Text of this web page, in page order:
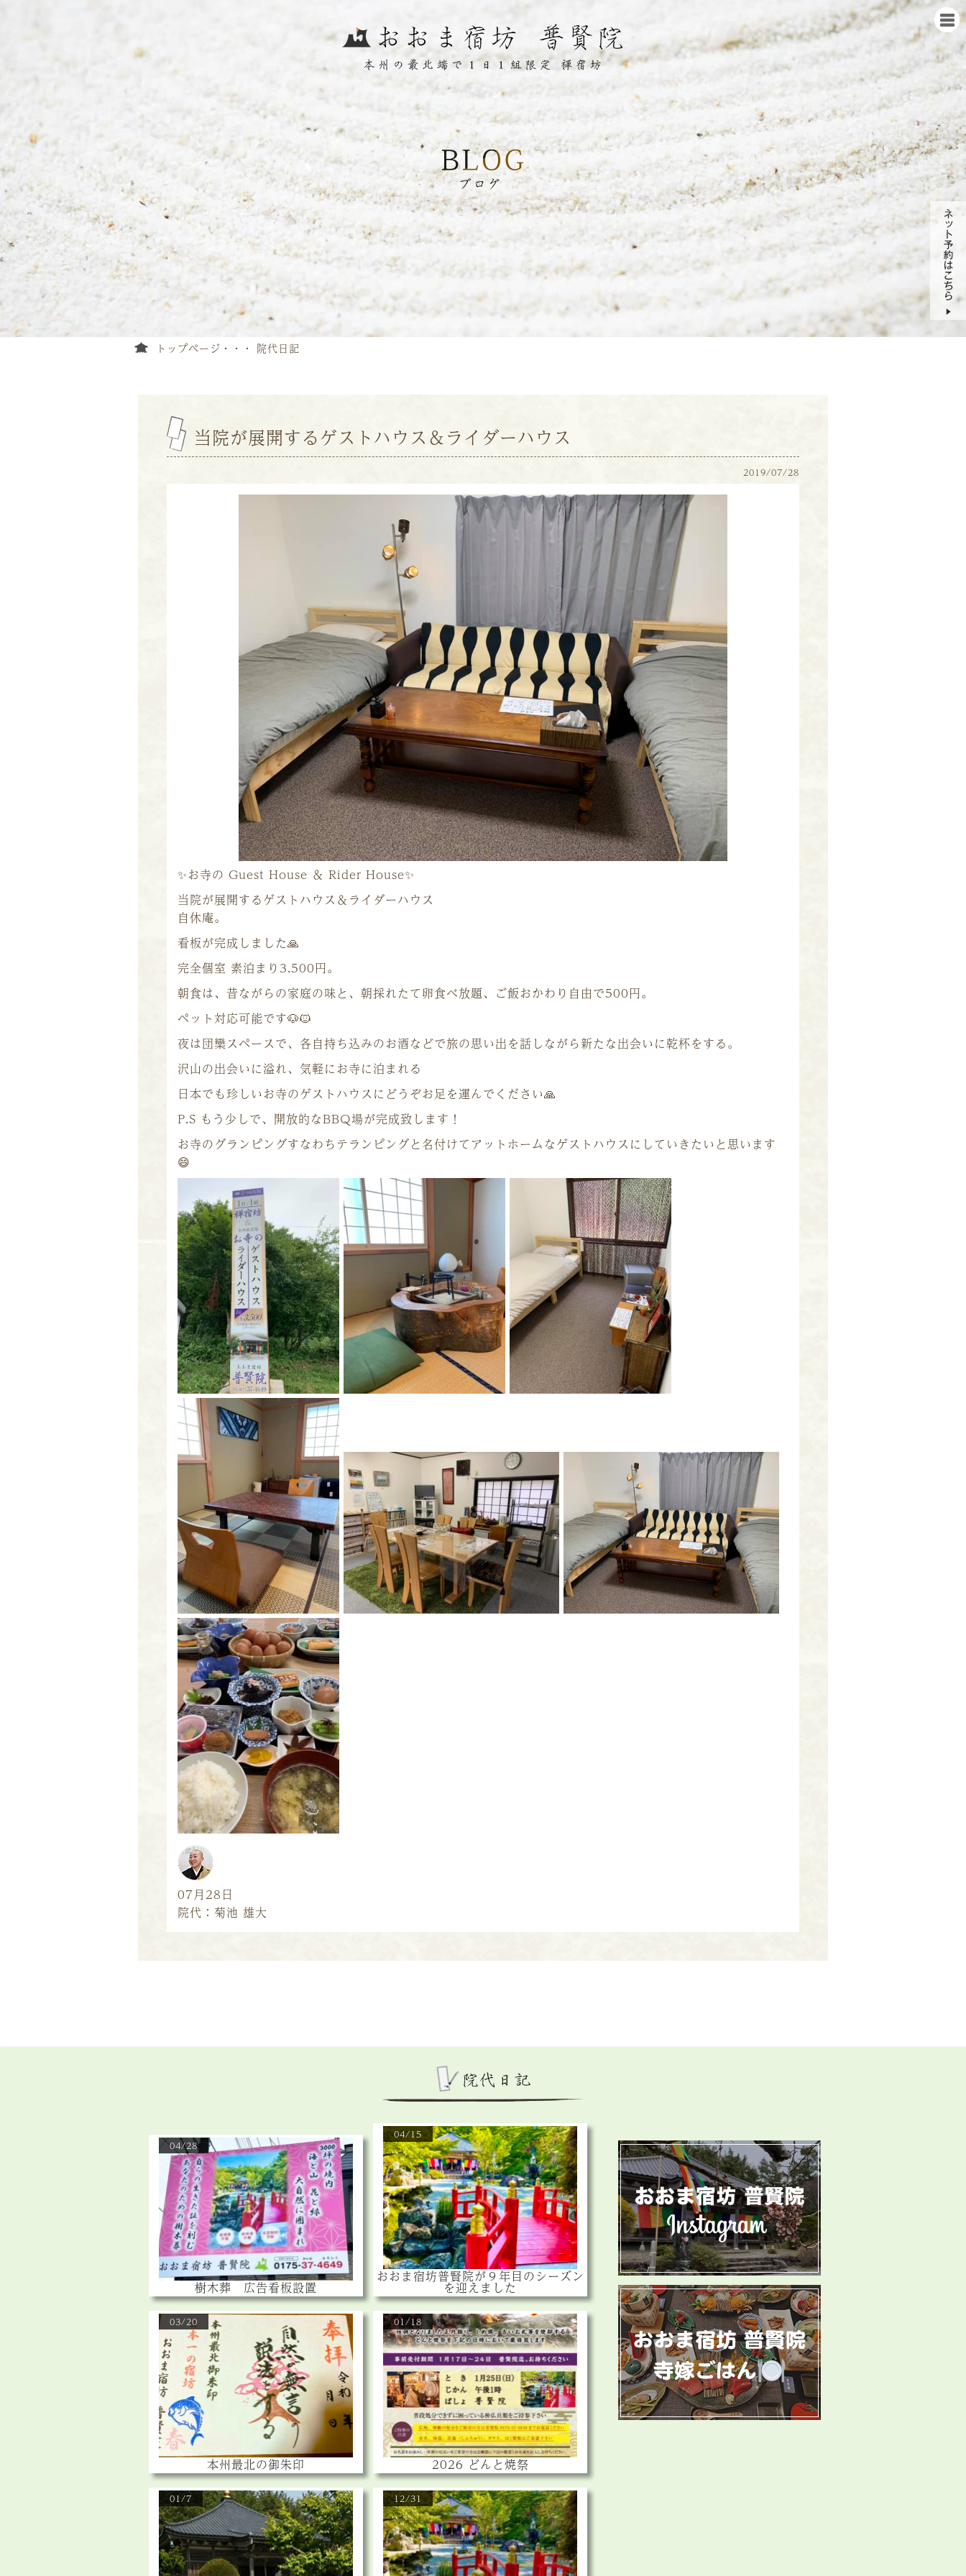
トップページ 院代日記
当院が展開するゲストハウス＆ライダーハウス
2019/07/28
✨お寺の Guest House ＆ Rider House✨
当院が展開するゲストハウス＆ライダーハウス
自休庵。
看板が完成しました🙏
完全個室 素泊まり3.500円。
朝食は、昔ながらの家庭の味と、朝採れたて卵食べ放題、ご飯おかわり自由で500円。
ペット対応可能です🐶🐱
夜は団欒スペースで、各自持ち込みのお酒などで旅の思い出を話しながら新たな出会いに乾杯をする。
沢山の出会いに溢れ、気軽にお寺に泊まれる
日本でも珍しいお寺のゲストハウスにどうぞお足を運んでください🙏
P.S もう少しで、開放的なBBQ場が完成致します！
お寺のグランピングすなわちテランピングと名付けてアットホームなゲストハウスにしていきたいと思います
😄
07月28日
院代：菊池 雄大
04/28
樹木葬 広告看板設置
04/15
おおま宿坊普賢院が９年目のシーズン
を迎えました
03/20
本州最北の御朱印
01/18
2026 どんと焼祭
01/7 12/31